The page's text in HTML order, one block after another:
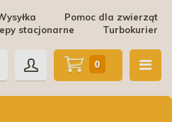
Pomoc dla zwierząt
Turbokurier
stacjonarne
0